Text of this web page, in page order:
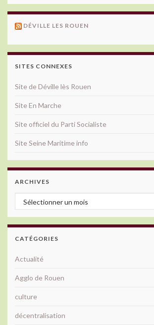
DÉVILLE LES ROUEN
SITES CONNEXES
Site de Déville lès Rouen
Site En Marche
Site officiel du Parti Socialiste
Site Seine Maritime info
ARCHIVES
Archives
CATÉGORIES
Actualité
Agglo de Rouen
culture
décentralisation